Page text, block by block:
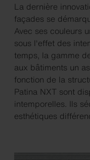
La dernière
façades se
Avec ses couleurs
sous l'effet des
temps, la gamme
aux bâtiments un
fonction de la
Patina NXT sont
intemporelles. Ils
esthétiques